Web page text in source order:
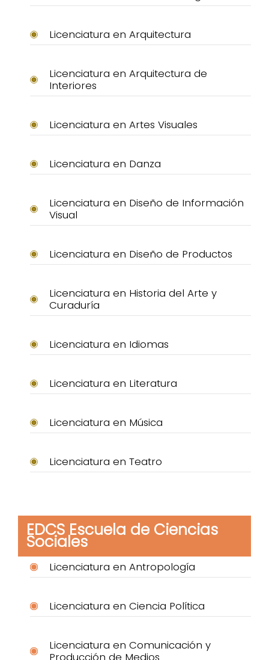
Licenciatura en Arquitectura
Licenciatura en Arquitectura de
Interiores
Licenciatura en Artes Visuales
Licenciatura en Danza
Licenciatura en Diseño de Información
Visual
Licenciatura en Diseño de Productos
Licenciatura en Historia del Arte y
Curaduría
Licenciatura en Idiomas
Licenciatura en Literatura
Licenciatura en Música
Licenciatura en Teatro
EDCS Escuela de Ciencias
Sociales
Licenciatura en Antropología
Licenciatura en Ciencia Política
Licenciatura en Comunicación y
Producción de Medios